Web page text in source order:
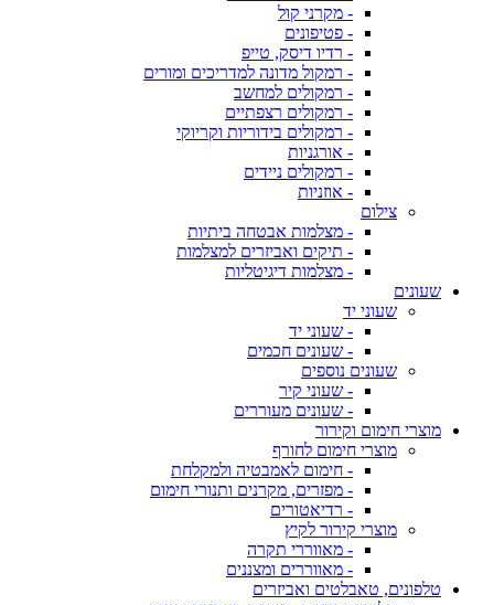
- מקרני קול
- פטיפונים
- רדיו דיסק, טייפ
- רמקול מדונה למדריכים ומורים
- רמקולים למחשב
- רמקולים רצפתיים
- רמקולים בידוריות וקריוקי
- אורגניות
- רמקולים ניידים
- אוזניות
צילום
- מצלמות אבטחה ביתיות
- תיקים ואביזרים למצלמות
- מצלמות דיגיטליות
שעונים
שעוני יד
- שעוני יד
- שעונים חכמים
שעונים נוספים
- שעוני קיר
- שעונים מעוררים
מוצרי חימום וקירור
מוצרי חימום לחורף
- חימום לאמבטיה ולמקלחת
- מפזרים, מקרנים ותנורי חימום
- רדיאטורים
מוצרי קירור לקיץ
- מאווררי תקרה
- מאווררים ומצננים
טלפונים, טאבלטים ואביזרים